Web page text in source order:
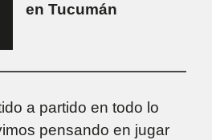
en Tucumán
a partido en todo lo
pensando en jugar